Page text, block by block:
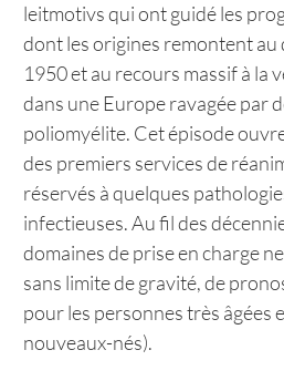
leitmotivs qui ont guidé les
dont les origines remontent au
1950 et au recours massif à la
dans une Europe ravagée par
poliomyélite. Cet épisode
des premiers services de
réservés à quelques
infectieuses. Au fil des
domaines de prise en charge
sans limite de gravité, de
pour les personnes très âgées
nouveaux-nés).